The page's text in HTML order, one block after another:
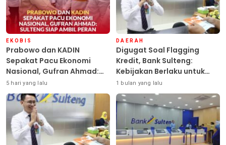
EKOBIS
Prabowo dan KADIN
Sepakat Pacu Ekonomi
Nasional, Gufran Ahmad:
Sulteng Siap Ambil Peran
5 hari yang lalu
DAERAH
Digugat Soal Flagging
Kredit, Bank Sulteng:
Kebijakan Berlaku untuk
Seluruh Debitur ASN
1 bulan yang lalu